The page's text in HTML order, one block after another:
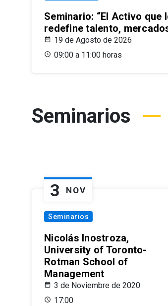
Seminario: “El Activo que
redefine talento,
19 de Agosto de 2026
09:00 a 11:00 horas
Seminarios
3 NOV
Seminarios
Nicolás Inostroza,
University of Toronto-
Rotman School of
Management
3 de Noviembre de 2020
17:00